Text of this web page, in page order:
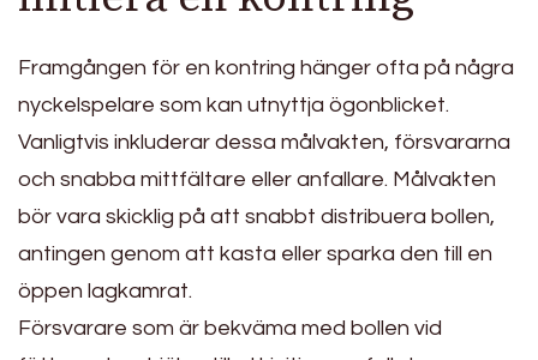
Framgången för en kontring hänger ofta på några
nyckelspelare som kan utnyttja ögonblicket.
Vanligtvis inkluderar dessa målvakten, försvararna
och snabba mittfältare eller anfallare. Målvakten
bör vara skicklig på att snabbt distribuera bollen,
antingen genom att kasta eller sparka den till en
öppen lagkamrat.
Försvarare som är bekväma med bollen vid